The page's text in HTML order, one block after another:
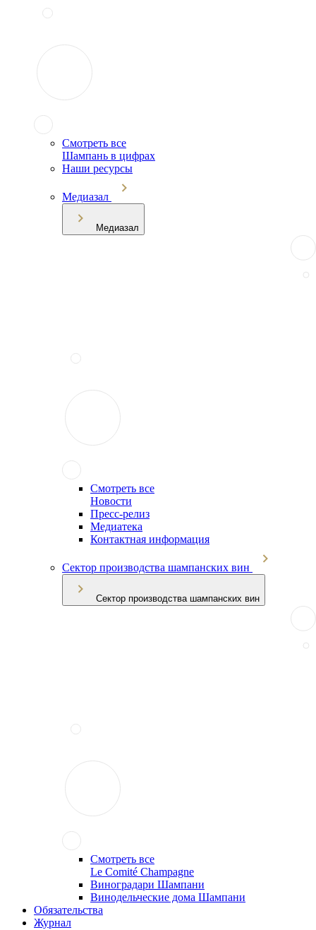
Смотреть все
Шампань в цифрах
Наши ресурсы
Медиазал
Медиазал
Смотреть все
Новости
Пресс-релиз
Медиатека
Контактная информация
Сектор производства шампанских вин
Сектор производства шампанских вин
Смотреть все
Le Comité Champagne
Виноградари Шампани
Винодельческие дома Шампани
Обязательства
Журнал